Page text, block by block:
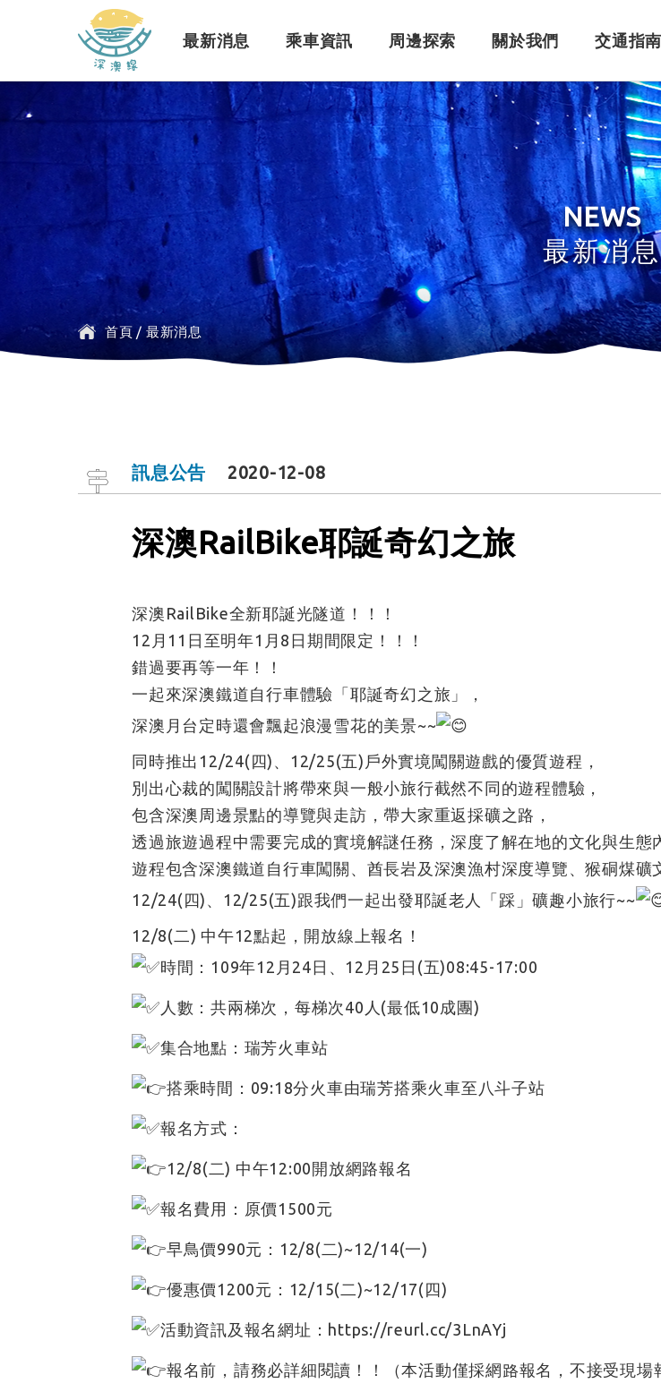
最新消息
訊息公告
乘車資訊
行車路線 票價時刻 購票須知 訂票
周邊探索
景點介紹 探索行程介紹
關於我們
緣起簡介 設施介紹 角色介紹 車體
交通指南
公車 自行開車
一般問題 訂票問題 訂單問題 搭乘
NEWS
最新消息
首頁 /最新消息
訊息公告 2020-12-08
深澳RailBike耶誕奇幻之旅
深澳RailBike全新耶誕光隧道！！！
12月11日至明年1月8日期間限定！！！
錯過要再等一年！！
一起來深澳鐵道自行車體驗「耶誕奇幻之旅」，
深澳月台定時還會飄起浪漫雪花的美景~~
同時推出12/24(四)、12/25(五)戶外實境闖關遊戲的優質遊程，
別出心裁的闖關設計將帶來與一般小旅行截然不同的遊程體驗，
包含深澳周邊景點的導覽與走訪，帶大家重返採礦之路，
透過旅遊過程中需要完成的實境解謎任務，深度了解在地的文化與生態
遊程包含深澳鐵道自行車闖關、酋長岩及深澳漁村深度導覽、猴硐煤礦
12/24(四)、12/25(五)跟我們一起出發耶誕老人「踩」礦趣小旅行~~
12/8(二) 中午12點起，開放線上報名！
時間：109年12月24日、12月25日(五)08:45-17:00
人數：共兩梯次，每梯次40人(最低10成團)
集合地點：瑞芳火車站
搭乘時間：09:18分火車由瑞芳搭乘火車至八斗子站
報名方式：
12/8(二) 中午12:00開放網路報名
報名費用：原價1500元
早鳥價990元：12/8(二)~12/14(一)
優惠價1200元：12/15(二)~12/17(四)
活動資訊及報名網址： https://reurl.cc/3LnAYj
報名前，請務必詳細閱讀！！（本活動僅採網路報名，不接受現場